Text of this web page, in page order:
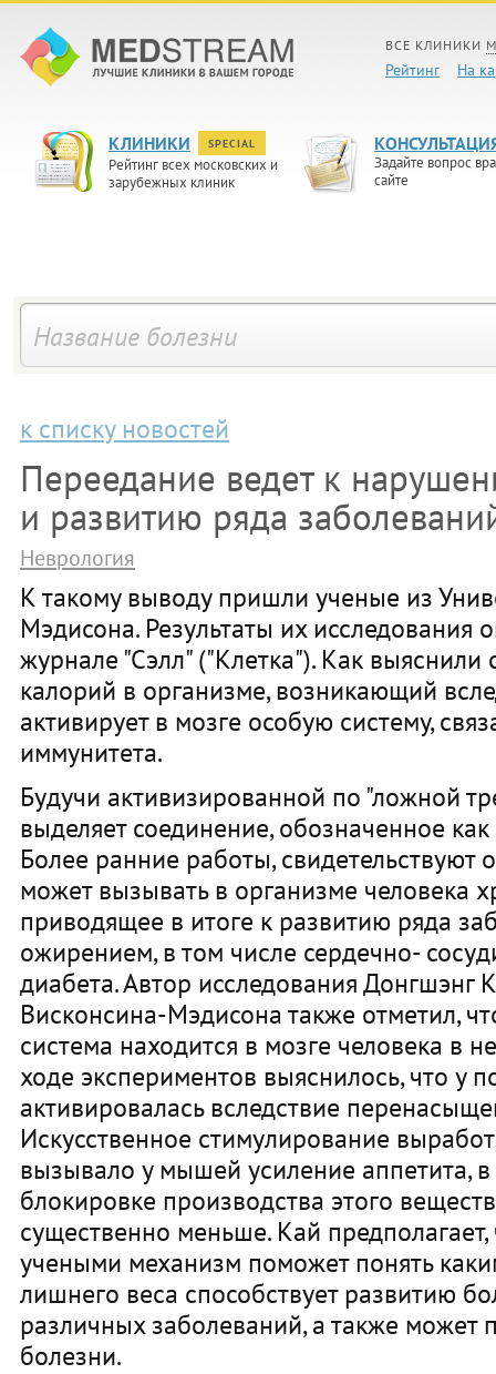
ВСЕ КЛИНИКИ
Рейтинг На
КЛИНИКИ SPECIAL
Рейтинг всех московских и
зарубежных клиник
Задайте вопрос
сайте
к списку новостей
Переедание ведет к
и развитию ряда
Неврология
К такому выводу пришли ученые из
Мэдисона. Результаты их исследования
журнале "Сэлл" ("Клетка"). Как выяснили
калорий в организме, возникающий
активирует в мозге особую систему,
иммунитета.
Будучи активизированной по "ложной
выделяет соединение, обозначенное
Более ранние работы, свидетельствуют
может вызывать в организме человека
приводящее в итоге к развитию ряда
ожирением, в том числе сердечно-
диабета. Автор исследования Донгшэнг
Висконсина-Мэдисона также отметил,
система находится в мозге человека в
ходе экспериментов выяснилось, что
активировалась вследствие
Искусственное стимулирование
вызывало у мышей усиление аппетита, в
блокировке производства этого
существенно меньше. Кай
учеными механизм поможет понять
лишнего веса способствует развитию
различных заболеваний, а также может
болезни.